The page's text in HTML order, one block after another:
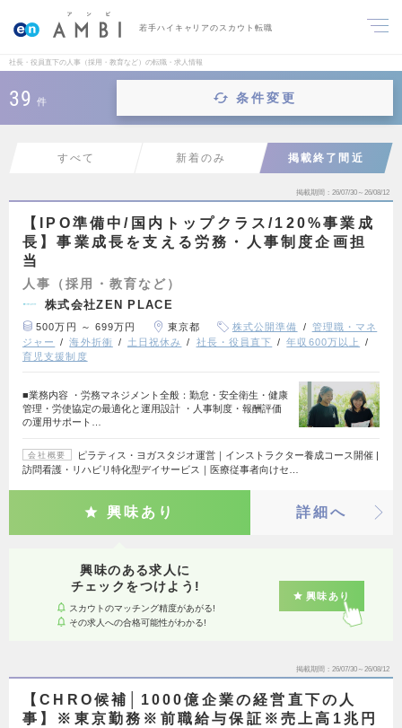
若手ハイキャリアのスカウト転職
社長・役員直下の人事（採用・教育など）の転職・求人情報
39 件 条件変更
すべて 新着のみ 掲載終了間近
掲載期間 26/07/30～26/08/12
【IPO準備中/国内トップクラス/120%事業成
長】事業成長を支える労務・人事制度企画担
当
人事（採用・教育など）
株式会社ZEN PLACE
500万円 ～ 699万円 東京都 株式公開準備
管理職・マネ
ジャー
海外折衝 土日祝休み 社長・役員直下
年収600万以上
育児支援制度
■業務内容 ・労務マネジメント全般：勤怠・安全衛生・健康
管理・労使協定の最適化と運用設計 ・人事制度・報酬評価
の運用サポート…
会社概要
ピラティス・ヨガスタジオ運営｜インストラクター養成コース開催 |
訪問看護・リハビリ特化型デイサービス｜医療従事者向けセ…
興味あり 詳細へ
興味のある求人に
チェックをつけよう!
スカウトのマッチング精度があがる!
その求人への合格可能性がわかる!
興味あり
掲載期間 26/07/30～26/08/12
【CHRO候補│1000億企業の経営直下の人
事】※東京勤務※前職給与保証※売上高1兆円